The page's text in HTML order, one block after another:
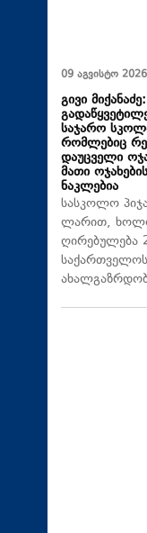
09 აგვისტო
გივი
საჯარო
რომლებიც
დაუცველი
მათი
ნაკლებია
სასკოლო
ლარით, ხოლო
ღირებულება